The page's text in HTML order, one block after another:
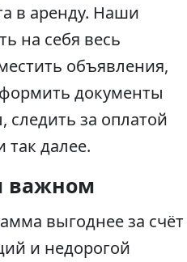
в аренду. Наши
на себя весь
объявления,
документы
за оплатой
так далее.
важном
выгоднее за счёт
и недорогой